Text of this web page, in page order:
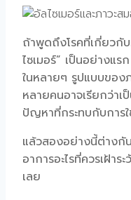
ถ้าพูดถึงโรคที่เกี่ยวกั
ไซเมอร์” เป็นอย่างแร
ในหลายๆ รูปแบบของ
หลายคนอาจเรียกว่าเ
ปัญหาที่กระทบกับการ
แล้วสองอย่างนี้ต่างกั
อาการอะไรที่ควรเฝ้าร
เลย